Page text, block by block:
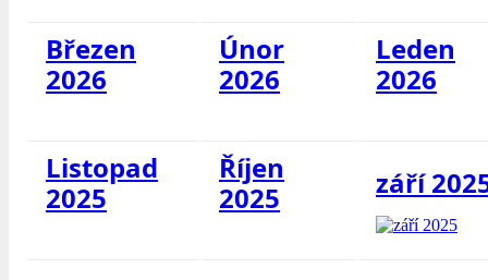
Březen
2026
Únor
2026
Leden
2026
Listopad
2025
Říjen
2025
září